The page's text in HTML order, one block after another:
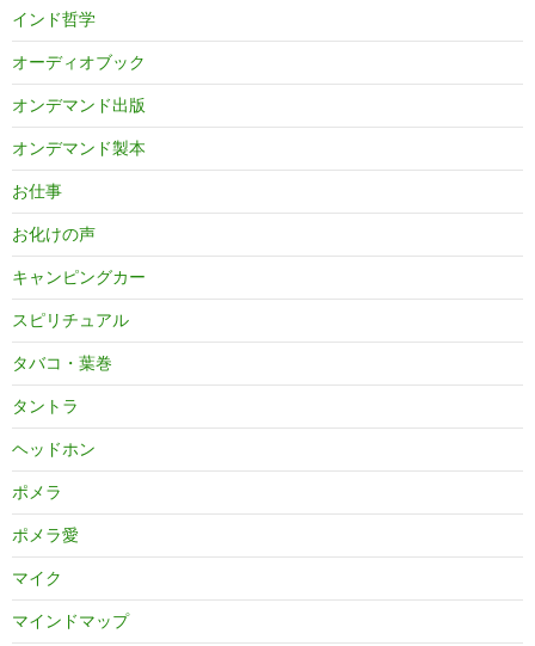
インド哲学
オーディオブック
オンデマンド出版
オンデマンド製本
お仕事
お化けの声
キャンピングカー
スピリチュアル
タバコ・葉巻
タントラ
ヘッドホン
ポメラ
ポメラ愛
マイク
マインドマップ